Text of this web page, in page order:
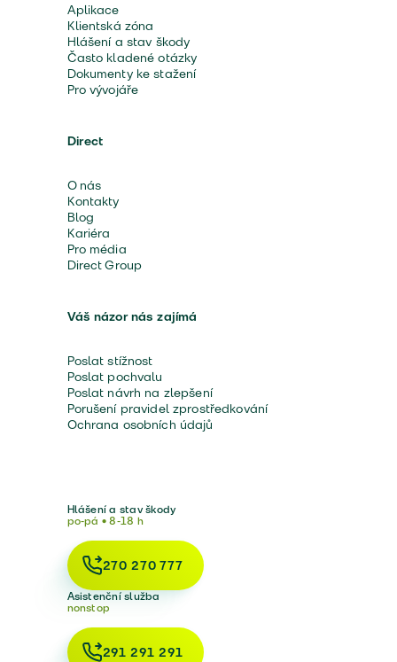
Aplikace
Klientská zóna
Hlášení a stav škody
Často kladené otázky
Dokumenty ke stažení
Pro vývojáře
Direct
O nás
Kontakty
Blog
Kariéra
Pro média
Direct Group
Váš názor nás zajímá
Poslat stížnost
Poslat pochvalu
Poslat návrh na zlepšení
Porušení pravidel zprostředkování
Ochrana osobních údajů
Hlášení a stav škody
po-pá • 8-18 h
270 270 777
Asistenční služba
nonstop
291 291 291